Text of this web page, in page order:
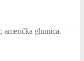
američka glumica.